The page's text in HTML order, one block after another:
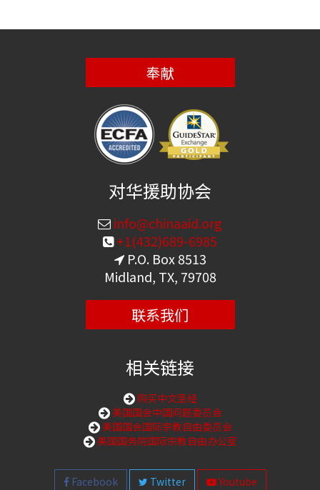
奉献
对华援助协会
info@chinaaid.org
+1(432)689-6985
P.O. Box 8513
Midland, TX, 79708
联系我们
相关链接
购买中文圣经
美国国会中国问题委员会
美国国会国际宗教自由委员会
美国国务院国际宗教自由办公室
Facebook Twitter Youtube